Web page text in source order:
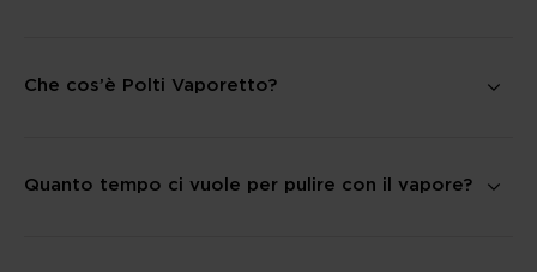
Che cos’è Polti Vaporetto?
Quanto tempo ci vuole per pulire con il vapore?